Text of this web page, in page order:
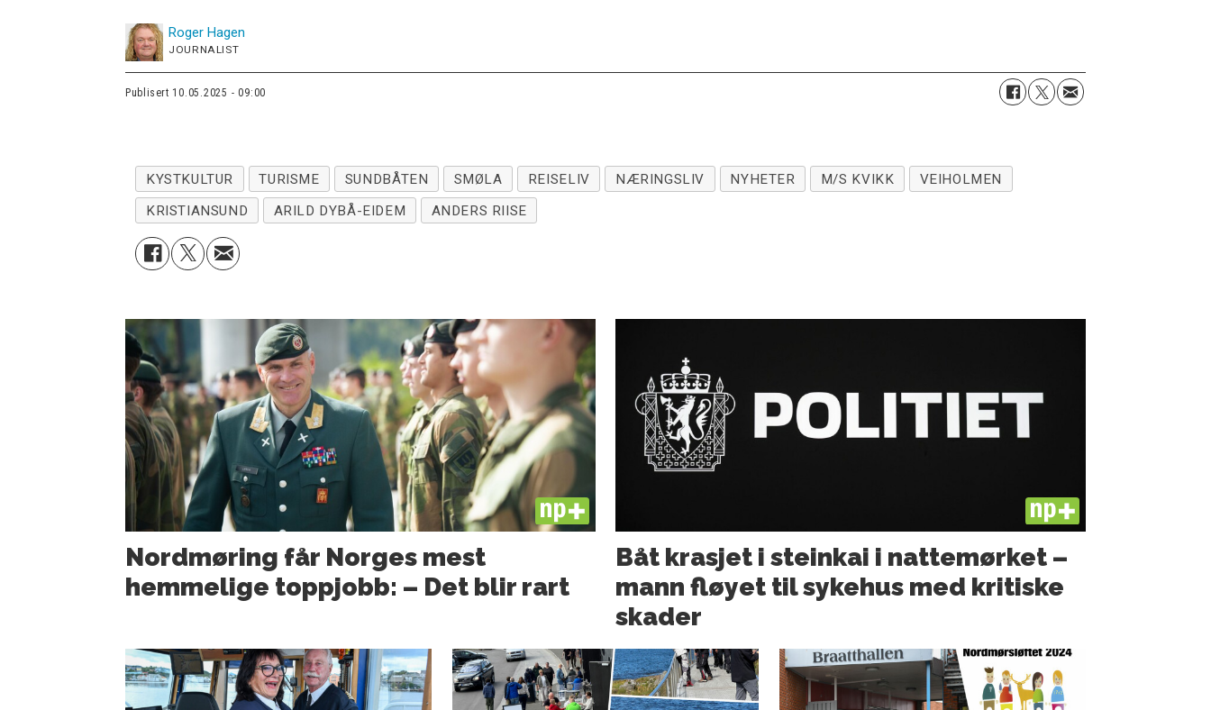
Roger Hagen
JOURNALIST
Publisert 10.05.2025 - 09:00
KYSTKULTUR TURISME SUNDBÅTEN SMØLA REISELIV NÆRINGSLIV NYHETER M/S KVIKK
VEIHOLMEN
KRISTIANSUND
ARILD DYBÅ-EIDEM ANDERS RIISE
PLUS
Nordmøring får Norges mest
hemmelige toppjobb: – Det blir rart
PLUS
Båt krasjet i steinkai i nattemørket –
mann fløyet til sykehus med kritiske
skader